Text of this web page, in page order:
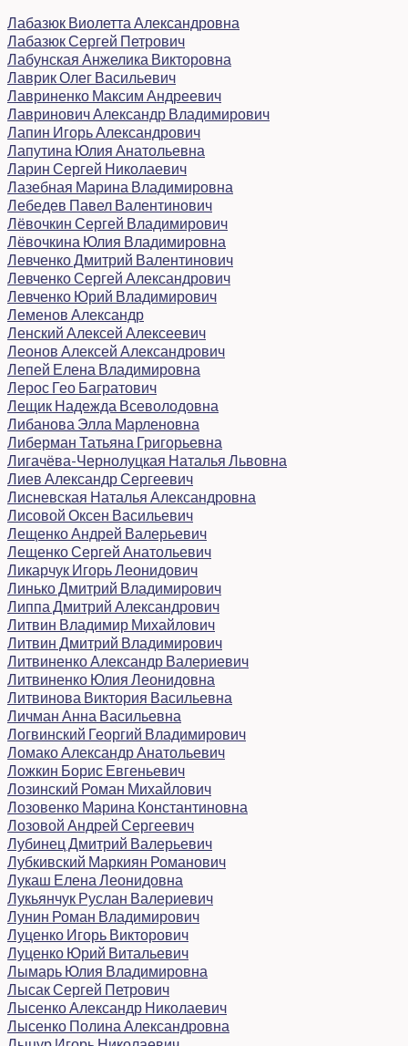
Лабазюк Виолетта Александровна
Лабазюк Сергей Петрович
Лабунская Анжелика Викторовна
Лаврик Олег Васильевич
Лавриненко Максим Андреевич
Лавринович Александр Владимирович
Лапин Игорь Александрович
Лапутина Юлия Анатольевна
Ларин Сергей Николаевич
Лазебная Марина Владимировна
Лебедев Павел Валентинович
Лёвочкин Сергей Владимирович
Лёвочкина Юлия Владимировна
Левченко Дмитрий Валентинович
Левченко Сергей Александрович
Левченко Юрий Владимирович
Леменов Александр
Ленский Алексей Алексеевич
Леонов Алексей Александрович
Лепей Елена Владимировна
Лерос Гео Багратович
Лещик Надежда Всеволодовна
Либанова Элла Марленовна
Либерман Татьяна Григорьевна
Лигачёва-Чернолуцкая Наталья Львовна
Лиев Александр Сергеевич
Лисневская Наталья Александровна
Лисовой Оксен Васильевич
Лещенко Андрей Валерьевич
Лещенко Сергей Анатольевич
Ликарчук Игорь Леонидович
Линько Дмитрий Владимирович
Липпа Дмитрий Александрович
Литвин Владимир Михайлович
Литвин Дмитрий Владимирович
Литвиненко Александр Валериевич
Литвиненко Юлия Леонидовна
Литвинова Виктория Васильевна
Личман Анна Васильевна
Логвинский Георгий Владимирович
Ломако Александр Анатольевич
Ложкин Борис Евгеньевич
Лозинский Роман Михайлович
Лозовенко Марина Константиновна
Лозовой Андрей Сергеевич
Лубинец Дмитрий Валерьевич
Лубкивский Маркиян Романович
Лукаш Елена Леонидовна
Лукьянчук Руслан Валериевич
Лунин Роман Владимирович
Луценко Игорь Викторович
Луценко Юрий Витальевич
Лымарь Юлия Владимировна
Лысак Сергей Петрович
Лысенко Александр Николаевич
Лысенко Полина Александровна